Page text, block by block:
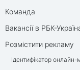
Команда
Вакансії в РБК-
Розмістити рекламу
Ідентифікатор онлайн-